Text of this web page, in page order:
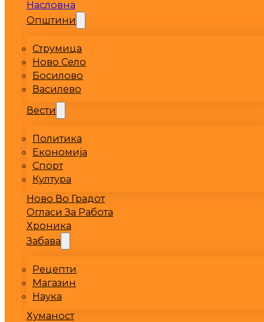
Насловна
Општини
Струмица
Ново Село
Босилово
Василево
Вести
Политика
Економија
Спорт
Култура
Ново Во Градот
Огласи За Работа
Хроника
Забава
Рецепти
Магазин
Наука
Хуманост